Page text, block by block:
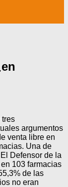
tres
argumentos
venta libre en
Una de
Defensor de la
103 farmacias
de las
no eran